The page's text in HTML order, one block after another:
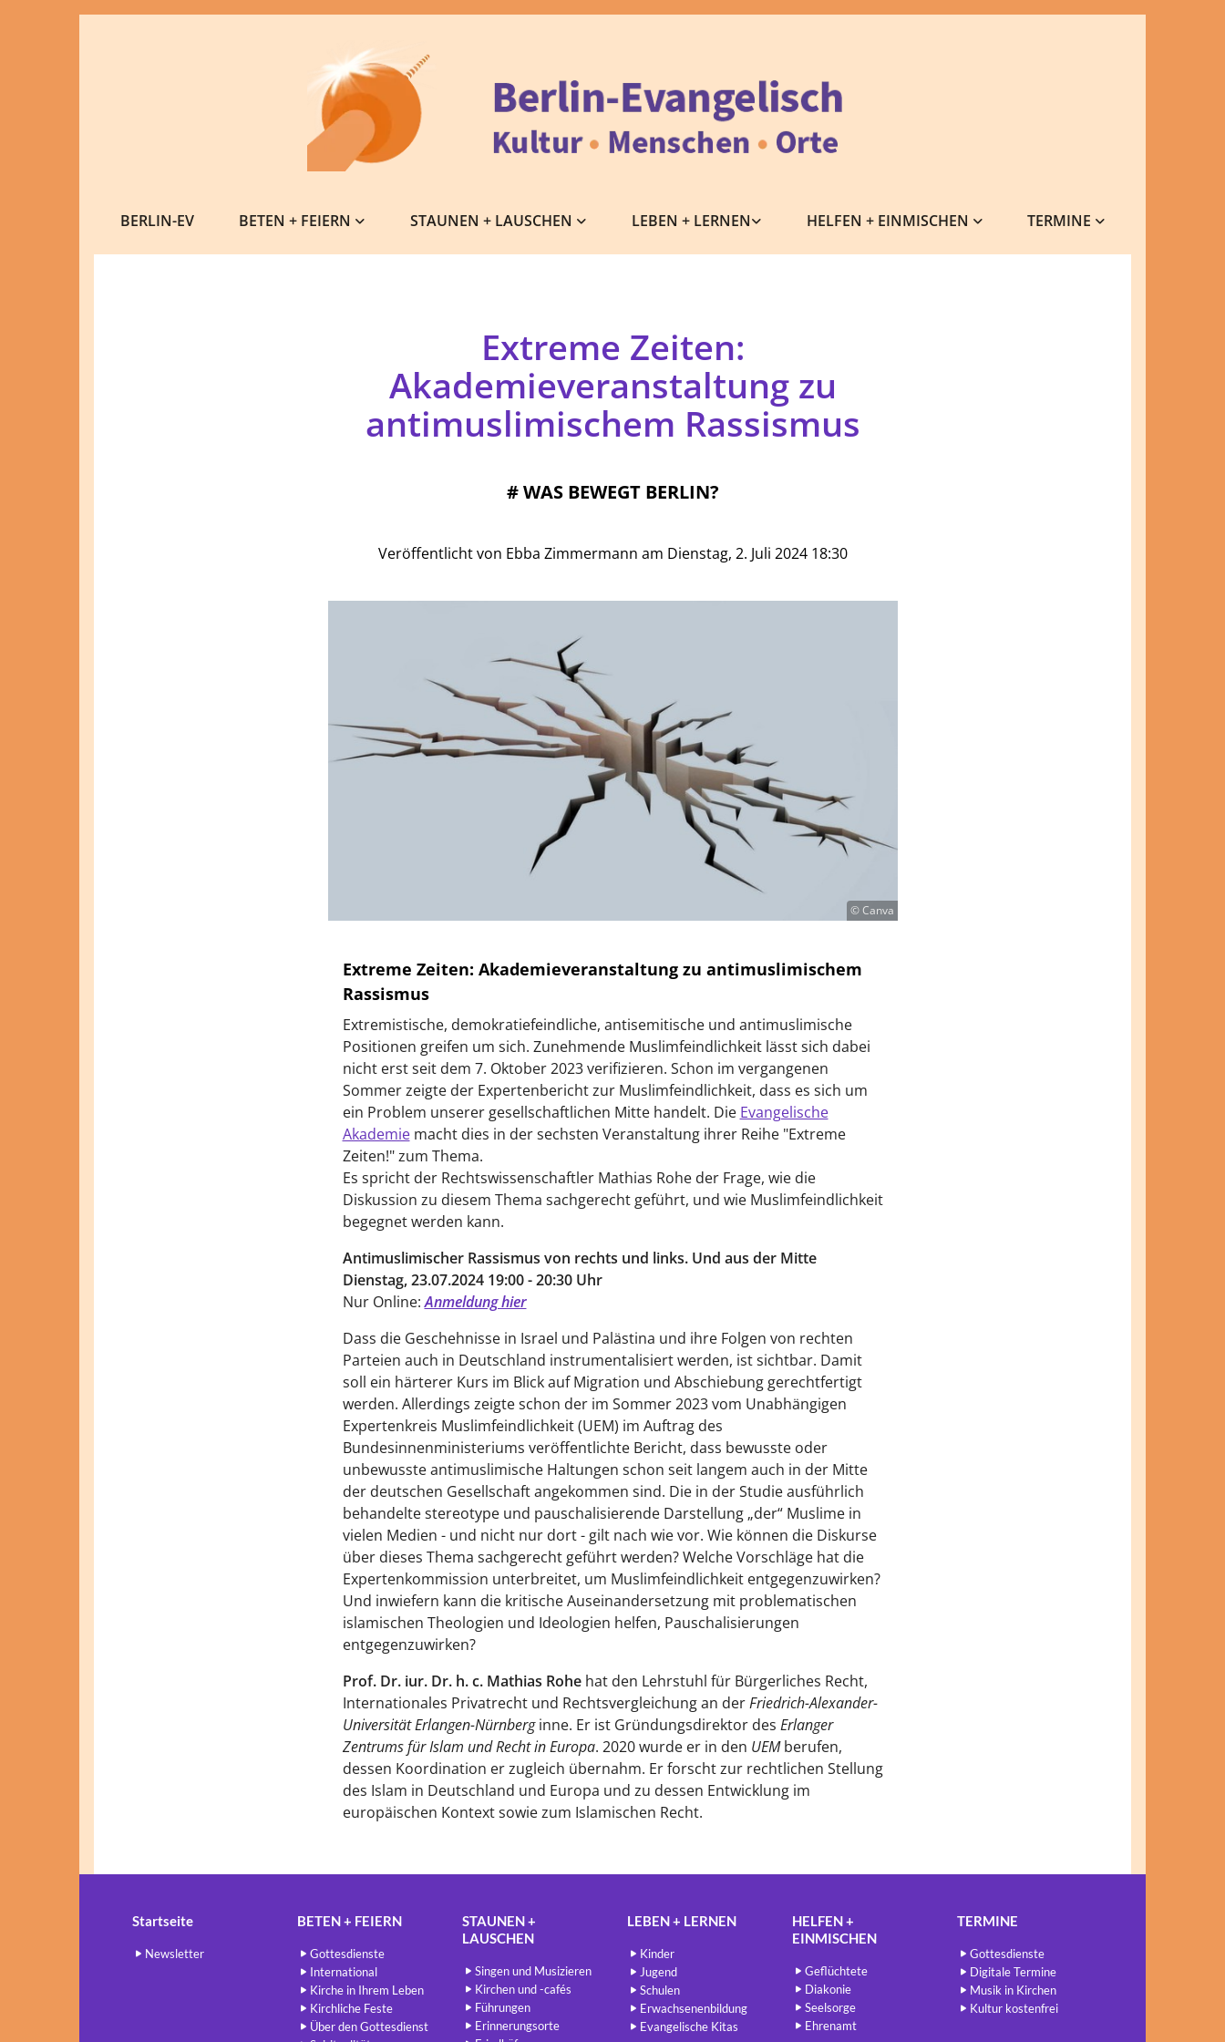
BERLIN-EV BETEN + FEIERN STAUNEN + LAUSCHEN LEBEN + LERNEN HELFEN + EINMISCHEN TERMINE
Extreme Zeiten:
Akademieveranstaltung zu
antimuslimischem Rassismus
#WAS BEWEGT BERLIN?
Veröffentlicht von Ebba Zimmermann am Dienstag, 2. Juli 2024 18:30
© Canva
Extreme Zeiten: Akademieveranstaltung zu antimuslimischem
Rassismus
Extremistische, demokratiefeindliche, antisemitische und antimuslimische
Positionen greifen um sich. Zunehmende Muslimfeindlichkeit lässt sich dabei
nicht erst seit dem 7. Oktober 2023 verifizieren. Schon im vergangenen
Sommer zeigte der Expertenbericht zur Muslimfeindlichkeit, dass es sich um
ein Problem unserer gesellschaftlichen Mitte handelt. Die Evangelische
Akademiemacht dies in der sechsten Veranstaltung ihrer Reihe "Extreme
Zeiten!" zum Thema.
Es spricht der Rechtswissenschaftler Mathias Rohe der Frage, wie die
Diskussion zu diesem Thema sachgerecht geführt, und wie Muslimfeindlichkeit
begegnet werden kann.
Antimuslimischer Rassismus von rechts und links. Und aus der Mitte
Dienstag, 23.07.2024 19:00 - 20:30 Uhr
Nur Online:Anmeldung hier
Dass die Geschehnisse in Israel und Palästina und ihre Folgen von rechten
Parteien auch in Deutschland instrumentalisiert werden, ist sichtbar. Damit
soll ein härterer Kurs im Blick auf Migration und Abschiebung gerechtfertigt
werden. Allerdings zeigte schon der im Sommer 2023 vom Unabhängigen
Expertenkreis Muslimfeindlichkeit (UEM) im Auftrag des
Bundesinnenministeriums veröffentlichte Bericht, dass bewusste oder
unbewusste antimuslimische Haltungen schon seit langem auch in der Mitte
der deutschen Gesellschaft angekommen sind. Die in der Studie ausführlich
behandelte stereotype und pauschalisierende Darstellung „der“ Muslime in
vielen Medien - und nicht nur dort - gilt nach wie vor. Wie können die Diskurse
über dieses Thema sachgerecht geführt werden? Welche Vorschläge hat die
Expertenkommission unterbreitet, um Muslimfeindlichkeit entgegenzuwirken?
Und inwiefern kann die kritische Auseinandersetzung mit problematischen
islamischen Theologien und Ideologien helfen, Pauschalisierungen
entgegenzuwirken?
Prof. Dr. iur. Dr. h. c. Mathias Rohehat den Lehrstuhl für Bürgerliches Recht,
Internationales Privatrecht und Rechtsvergleichung an derFriedrich-Alexander-
Universität Erlangen-Nürnberginne. Er ist Gründungsdirektor des Erlanger
Zentrums für Islam und Recht in Europa. 2020 wurde er in den UEMberufen,
dessen Koordination er zugleich übernahm. Er forscht zur rechtlichen Stellung
des Islam in Deutschland und Europa und zu dessen Entwicklung im
europäischen Kontext sowie zum Islamischen Recht.
Startseite
Newsletter
BETEN + FEIERN
Gottesdienste
International
Kirche in Ihrem Leben
Kirchliche Feste
Über den Gottesdienst
STAUNEN +
LAUSCHEN
Singen und Musizieren
Kirchen und -cafés
Führungen
Erinnerungsorte
LEBEN + LERNEN
Kinder
Jugend
Schulen
Erwachsenenbildung
Evangelische Kitas
HELFEN +
EINMISCHEN
Geflüchtete
Diakonie
Seelsorge
Ehrenamt
TERMINE
Gottesdienste
Digitale Termine
Musik in Kirchen
Kultur kostenfrei